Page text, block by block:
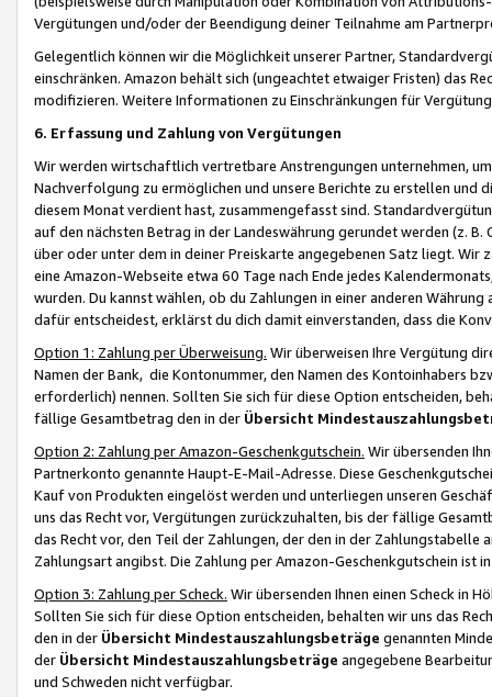
Vergütungen und/oder der Beendigung deiner Teilnahme am
Gelegentlich können wir die Möglichkeit unserer Partner,
einschränken. Amazon behält sich (ungeachtet etwaiger Fristen) das
modifizieren. Weitere Informationen zu Einschränkungen für
6. Erfassung und Zahlung von Vergütungen
Wir werden wirtschaftlich vertretbare Anstrengungen unternehmen,
Nachverfolgung zu ermöglichen und unsere Berichte zu erstellen und
diesem Monat verdient hast, zusammengefasst sind.
auf den nächsten Betrag in der Landeswährung gerundet werden (z.
über oder unter dem in deiner Preiskarte angegebenen Satz liegt.
eine Amazon-Webseite etwa 60 Tage nach Ende jedes
wurden. Du kannst wählen, ob du Zahlungen in einer anderen
dafür entscheidest, erklärst du dich damit einverstanden, dass die
Option 1: Zahlung per Überweisung. Wir überweisen Ihre Vergütung
Namen der Bank, die Kontonummer, den Namen des Kontoinhabers
erforderlich) nennen. Sollten Sie sich für diese Option entscheiden,
fällige Gesamtbetrag den in der Übersicht
Option 2: Zahlung per Amazon-Geschenkgutschein. Wir übersenden
Partnerkonto genannte Haupt-E-Mail-Adresse. Diese
Kauf von Produkten eingelöst werden und unterliegen unseren
uns das Recht vor, Vergütungen zurückzuhalten, bis der fällige
das Recht vor, den Teil der Zahlungen, der den in der
Zahlungsart angibst. Die Zahlung per Amazon-Geschenkgutschein ist
Option 3: Zahlung per Scheck. Wir übersenden Ihnen einen Scheck in
Sollten Sie sich für diese Option entscheiden, behalten wir uns das
den in der Übersicht Mindestauszahlungsbeträge genannten
der Übersicht Mindestauszahlungsbeträge angegebene
und Schweden nicht verfügbar.